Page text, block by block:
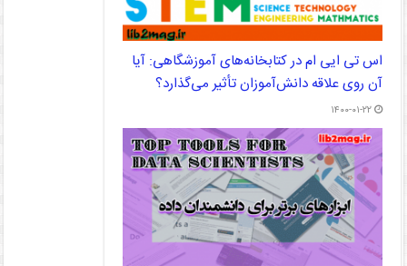
اس تی ایی ام در کتابخانه‌های آموزشگاهی: آیا
آن روی علاقه دانش‌‌آموزان تأثیر می‌‌گذارد؟
۱۴۰۰-۰۱-۲۲